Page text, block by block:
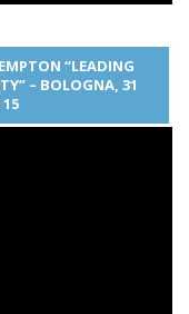
“LEADING
– BOLOGNA, 31
15